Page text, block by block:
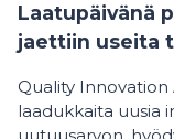
Laatupäivänä
jaettiin useita
Quality Innovation
laadukkaita uusia